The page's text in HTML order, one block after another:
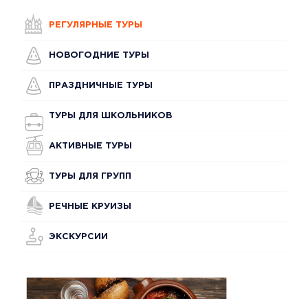
РЕГУЛЯРНЫЕ ТУРЫ
НОВОГОДНИЕ ТУРЫ
ПРАЗДНИЧНЫЕ ТУРЫ
ТУРЫ ДЛЯ ШКОЛЬНИКОВ
АКТИВНЫЕ ТУРЫ
ТУРЫ ДЛЯ ГРУПП
РЕЧНЫЕ КРУИЗЫ
ЭКСКУРСИИ